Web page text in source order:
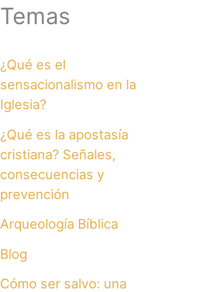
Temas
¿Qué es el
sensacionalismo en la
Iglesia?
¿Qué es la apostasía
cristiana? Señales,
consecuencias y
prevención
Arqueología Bíblica
Blog
Cómo ser salvo: una